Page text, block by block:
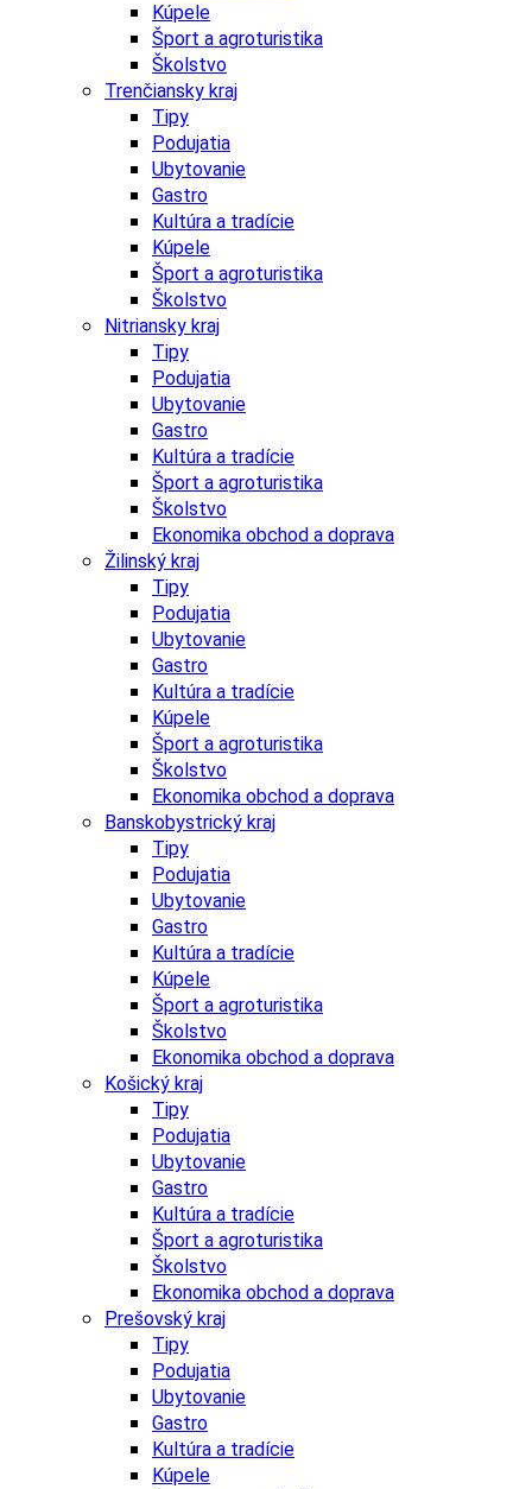
Kúpele
Šport a agroturistika
Školstvo
Trenčiansky kraj
Tipy
Podujatia
Ubytovanie
Gastro
Kultúra a tradície
Kúpele
Šport a agroturistika
Školstvo
Nitriansky kraj
Tipy
Podujatia
Ubytovanie
Gastro
Kultúra a tradície
Šport a agroturistika
Školstvo
Ekonomika obchod a doprava
Žilinský kraj
Tipy
Podujatia
Ubytovanie
Gastro
Kultúra a tradície
Kúpele
Šport a agroturistika
Školstvo
Ekonomika obchod a doprava
Banskobystrický kraj
Tipy
Podujatia
Ubytovanie
Gastro
Kultúra a tradície
Kúpele
Šport a agroturistika
Školstvo
Ekonomika obchod a doprava
Košický kraj
Tipy
Podujatia
Ubytovanie
Gastro
Kultúra a tradície
Šport a agroturistika
Školstvo
Ekonomika obchod a doprava
Prešovský kraj
Tipy
Podujatia
Ubytovanie
Gastro
Kultúra a tradície
Kúpele